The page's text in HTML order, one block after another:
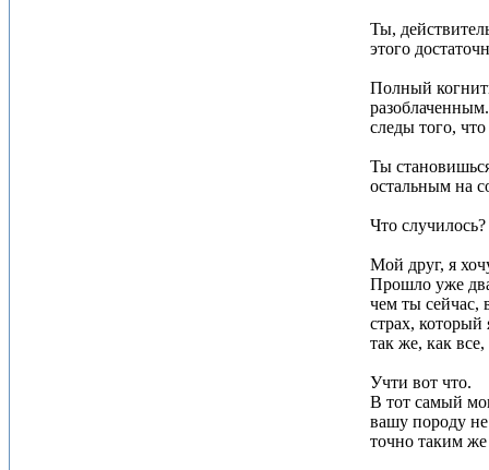
Ты,
этого
Полный
следы того,
Ты
остальным на
Что
Мой друг, я
Прошло уже
чем ты сейчас,
страх, который
так же, как
Учти вот что.
В тот самый
вашу породу
точно таким